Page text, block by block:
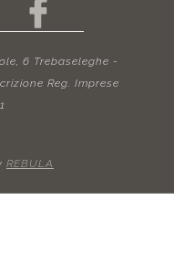
6 Trebaseleghe -
Reg. Imprese
REBULA